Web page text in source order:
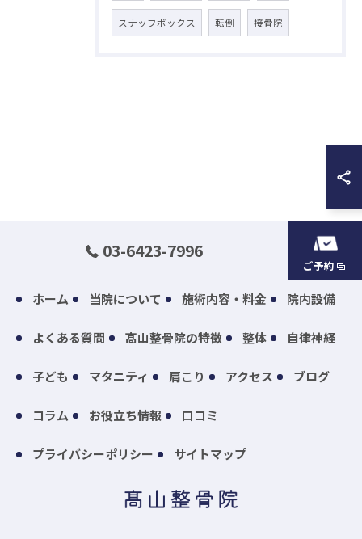
スナッフボックス 転倒 接骨院
03-6423-7996
ご予約
ホーム 当院について 施術内容・料金 院内設備
よくある質問 髙山整骨院の特徴 整体 自律神経
子ども マタニティ 肩こり アクセス ブログ
コラム お役立ち情報 口コミ
プライバシーポリシー サイトマップ